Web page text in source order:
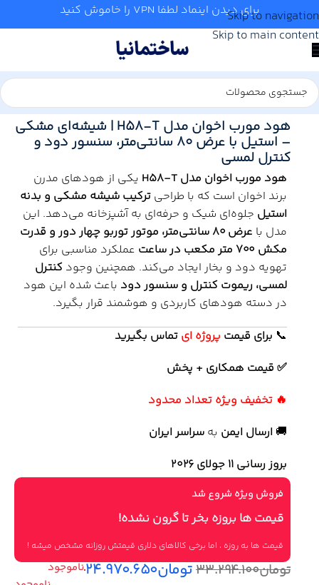
Skip to navigation
Skip to main content
برای دیدن اینماد لطفا VPN را خاموش کنید
آشپزخانه/
هود مورب اخوان مدل H58-T | شیشه‌ای مشکی
– استیل با عرض ۸۰ سانتی‌متر، سنسور دود و
کنترل لمسی
هود مورب اخوان مدل H58-T
یکی از هودهای مدرن
برند اخوان است که با طراحی ترکیب شیشه مشکی و بدنه
استیل جلوه‌ای شیک و حرفه‌ای به آشپزخانه می‌دهد. این
مدل با
عرض ۸۰ سانتی‌متر، موتور توربو چهار دور و قدرت
مکش ۷۰۰ متر مکعب در ساعت
عملکرد مناسبی برای
تهویه دود و بخار ایجاد می‌کند. همچنین وجود کنترل
لمسی، ریموت کنترل و سنسور دود باعث شده این هود
در دسته هودهای کاربردی و هوشمند قرار بگیرد.
📞 برای قیمت پروژه ای تماس بگیرید
✅ قیمت همکاری + پخش
🔥 تخفیف ویژه تعداد محدود
🚚 ارسال ایمن به سراسر ایران
بروز رسانی 11 جولای ۲۰۲۶
فروش ویژه شروع شد
قیمت ها بروزه بخر تا گرون نشده!
قیمت ها به روزه ، اما برخی کالاهای دلاری قیمتش روزانه مشخص میشه !
تومان۳۳.۲۹۴.۱۰۰تومان۲۴.۹۷۰.۶۵۰